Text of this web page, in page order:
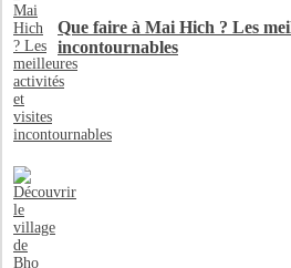
Que faire à Mai Hich ? Les
incontournables